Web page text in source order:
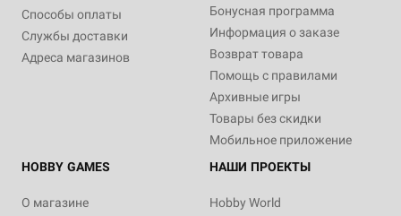
Способы оплаты
Службы доставки
Адреса магазинов
Бонусная программа
Информация о заказе
Возврат товара
Помощь с правилами
Архивные игры
Товары без скидки
Мобильное приложение
HOBBY GAMES
О магазине
НАШИ ПРОЕКТЫ
Hobby World